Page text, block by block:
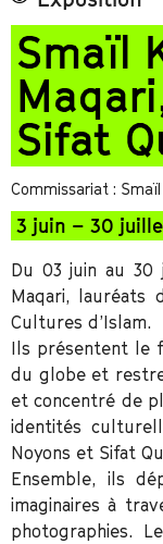
Smaïl
Sifat
Commissariat :
3 juin – 30
Du 03 juin au 30
Maqari, lauréats
Cultures d’Islam.
Ils présentent le
du globe et
et concentré de
identités
Noyons et Sifat
Ensemble, ils
imaginaires à
photographies.